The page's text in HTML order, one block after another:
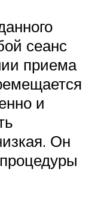
сеанс
приема
и
Он